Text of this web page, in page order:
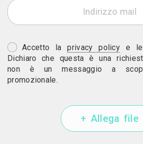
Accetto laprivacy policy e
Dichiaro che questa è una
non è un messaggio a
promozionale.
+ Allega file